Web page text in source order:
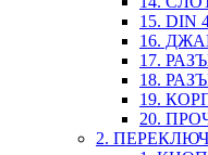
15. DIN
16.
17.
18.
19.
20.
2.